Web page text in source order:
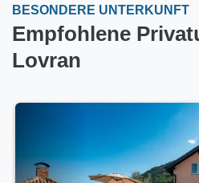
BESONDERE UNTERKUNFT
Empfohlene
Lovran